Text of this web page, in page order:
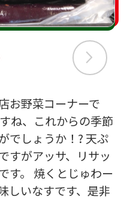
お野菜コーナーで
ね、これからの季節
でしょうか！? 天ぷ
すがアッサ、リサッ
す。 焼くとじゅわー
しいなすです、是非